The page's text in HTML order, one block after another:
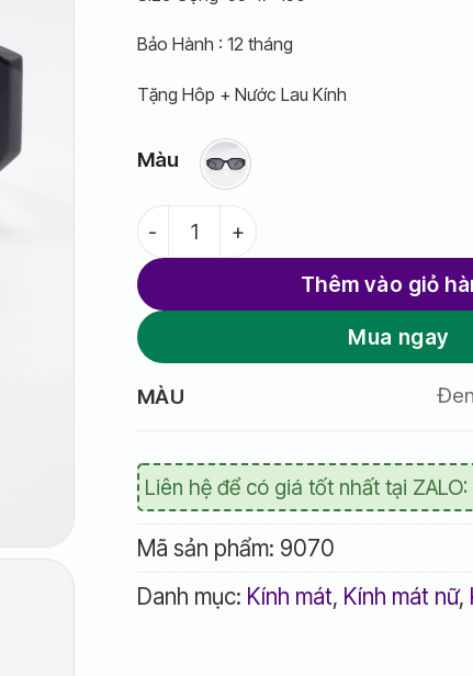
Bảo Hành : 12 tháng
Tặng Hôp + Nước Lau Kính
Màu
Thêm vào giỏ
Mua ngay
MÀU Đen
Liên hệ để có giá tốt nhất tại ZALO:
Mã sản phẩm: 9070
Danh mục: Kính mát, Kính mát nữ,